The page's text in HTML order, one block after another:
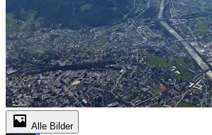
Alle Bilder